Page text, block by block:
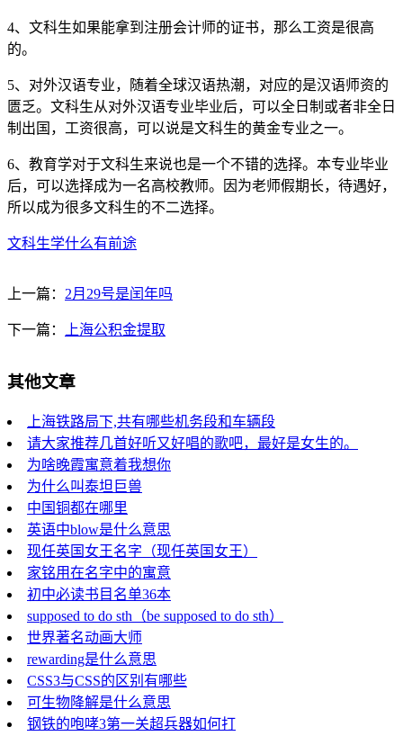
4、文科生如果能拿到注册会计师的证书，那么工资是很高
的。
5、对外汉语专业，随着全球汉语热潮，对应的是汉语师资的
匮乏。文科生从对外汉语专业毕业后，可以全日制或者非全日
制出国，工资很高，可以说是文科生的黄金专业之一。
6、教育学对于文科生来说也是一个不错的选择。本专业毕业
后，可以选择成为一名高校教师。因为老师假期长，待遇好，
所以成为很多文科生的不二选择。
文科生学什么有前途
上一篇： 2月29号是闰年吗
下一篇： 上海公积金提取
其他文章
上海铁路局下,共有哪些机务段和车辆段
请大家推荐几首好听又好唱的歌吧，最好是女生的。
为啥晚霞寓意着我想你
为什么叫泰坦巨兽
中国铜都在哪里
英语中blow是什么意思
现任英国女王名字（现任英国女王）
家铭用在名字中的寓意
初中必读书目名单36本
supposed to do sth（be supposed to do sth）
世界著名动画大师
rewarding是什么意思
CSS3与CSS的区别有哪些
可生物降解是什么意思
钢铁的咆哮3第一关超兵器如何打